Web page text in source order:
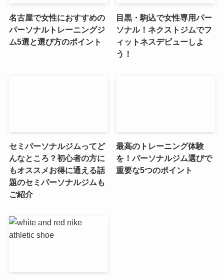
名古屋で女性におすすめの
パーソナルトレーニングジ
ム5選と選び方のポイント
目黒・駒込で女性専用パー
ソナル！ネクストジムでフ
ィットネスデビューしよ
う！
セミパーソナルジムってど
んなところ？初心者の方に
もオススメお得に通える話
題のセミパーソナルジムも
ご紹介
最高のトレーニング体験
を！パーソナルジム選びで
重要な5つのポイント